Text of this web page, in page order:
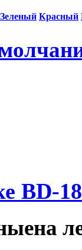
Зеленый Красный
BD-18